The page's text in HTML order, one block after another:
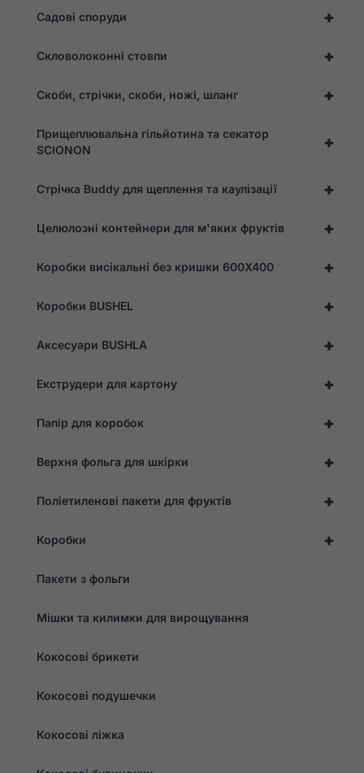
+
Садові споруди
+
Скловолоконні стовпи
+
Скоби, стрічки, скоби, ножі, шланг
+
Прищеплювальна гільйотина та секатор
SCIONON
+
Стрічка Buddy для щеплення та каулізації
+
Целюлозні контейнери для м'яких фруктів
+
Коробки висікальні без кришки 600X400
+
Коробки BUSHEL
+
Аксесуари BUSHLA
+
Екструдери для картону
+
Папір для коробок
+
Верхня фольга для шкірки
+
Поліетиленові пакети для фруктів
+
Коробки
Пакети з фольги
Мішки та килимки для вирощування
Кокосові брикети
Кокосові подушечки
Кокосові ліжка